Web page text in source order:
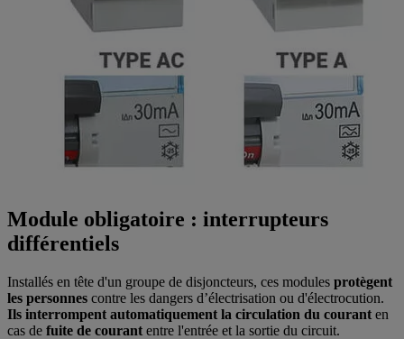
Module obligatoire : interrupteurs
différentiels
Installés en tête d'un groupe de disjoncteurs, ces modules protègent
les personnes contre les dangers d’électrisation ou d'électrocution.
Ils interrompent automatiquement la circulation du courant en
cas de fuite de courant entre l'entrée et la sortie du circuit.